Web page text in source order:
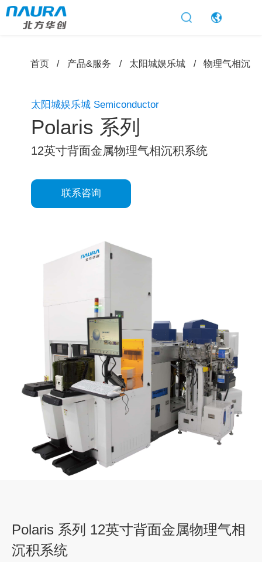
太阳城娱乐
首页 产品&服务 太阳城娱乐城 物理气相沉积
太阳城娱乐城 Semiconductor
Polaris 系列
12英寸背面金属物理气相沉积系统
联系咨询
Polaris 系列 12英寸背面金属物理气相
沉积系统